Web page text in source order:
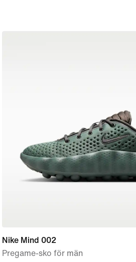
Nike Mind 002
Pregame-sko för män